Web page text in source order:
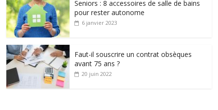
Seniors : 8 accessoires de salle de bains
pour rester autonome
6 janvier 2023
Faut-il souscrire un contrat obsèques
avant 75 ans ?
20 juin 2022